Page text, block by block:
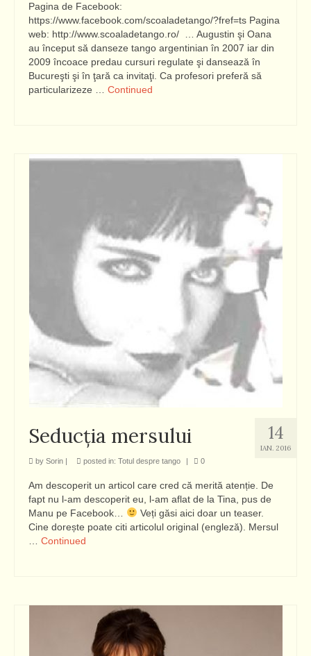
Pagina de Facebook:
https://www.facebook.com/scoaladetango/?fref=ts Pagina
web: http://www.scoaladetango.ro/ … Augustin şi Oana
au început să danseze tango argentinian în 2007 iar din
2009 încoace predau cursuri regulate şi dansează în
Bucureşti şi în ţară ca invitaţi. Ca profesori preferă să
particularizeze … Continued
14
IAN. 2016
Seducția mersului
by Sorin | posted in: Totul despre tango | 0
Am descoperit un articol care cred că merită atenție. De
fapt nu l-am descoperit eu, l-am aflat de la Tina, pus de
Manu pe Facebook…
Veți găsi aici doar un teaser.
Cine dorește poate citi articolul original (engleză). Mersul
Continued